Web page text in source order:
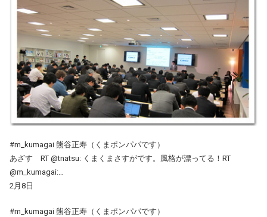
#m_kumagai 熊谷正寿（くまポンパパです）
あざす RT @tnatsu: くまくまさすがです。風格が漂ってる！RT
@m_kumagai:…
2月8日
#m_kumagai 熊谷正寿（くまポンパパです）